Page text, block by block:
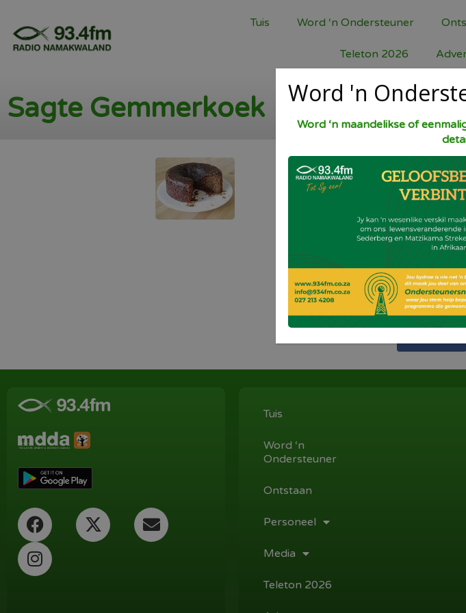
Tuis Word ‘n Ondersteuner
Teleton 2026
Sagte Gemmerkoek
Stel oond
cook. Sif in
bakpoeier,
gouestroop,
swart, koue
tot gaar.
koffie.
Deel
Tuis
Word ‘n
Ondersteuner
Ontstaan
Personeel
Media
Teleton 2026
Word 'n
Word ‘n maandelikse of